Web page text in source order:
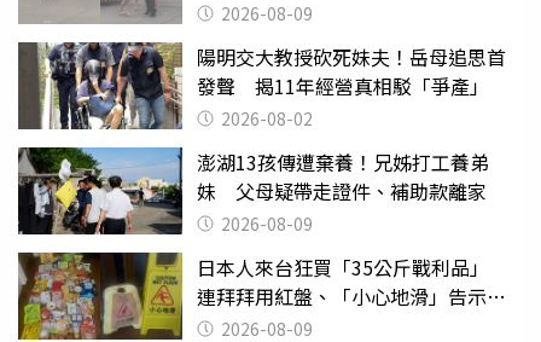
2026-08-09
陽明交大教授砍死妹夫！岳母追思首
發聲 揭11年經營真相駁「爭產」
2026-08-02
澎湖13孩傳遭棄養！兄姊打工養弟
妹 父母疑帶走證件、補助款離家
2026-08-09
日本人來台狂買「35公斤戰利品」
連拜拜用紅盤、「小心地滑」告示牌
也帶回家
2026-08-09